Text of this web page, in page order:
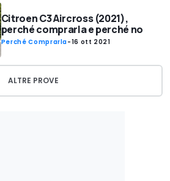
Citroen C3 Aircross (2021),
perché comprarla e perché no
Perché Comprarla-16 ott 2021
ALTRE PROVE